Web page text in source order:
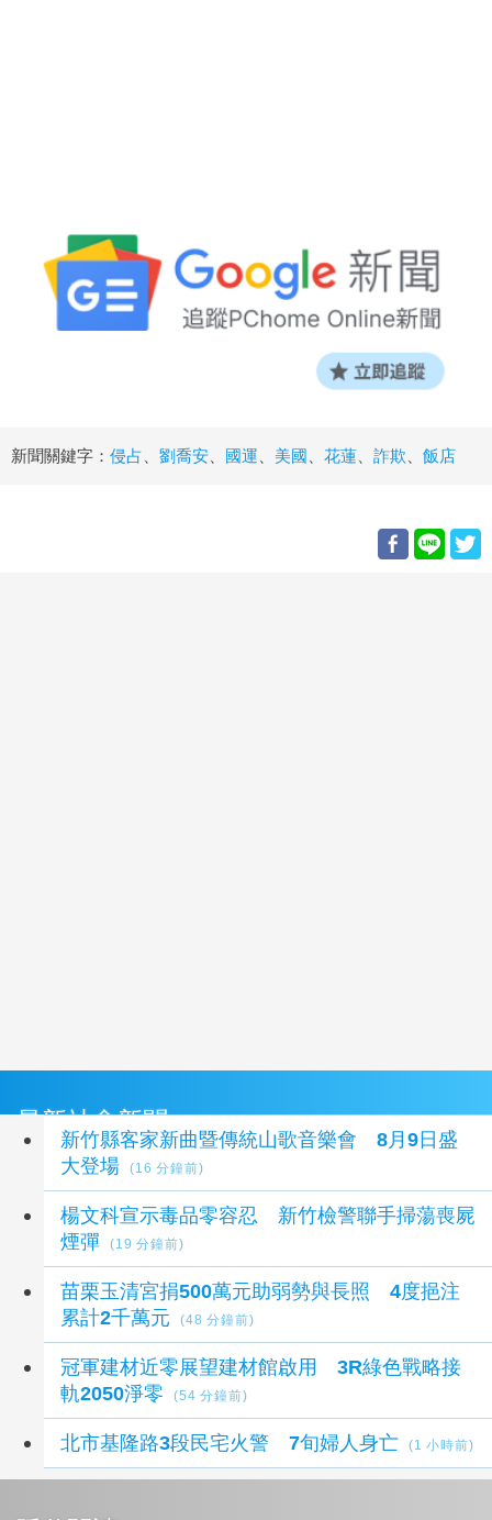
新聞關鍵字： 侵占、 劉喬安、 國運、 美國、 花蓮、 詐欺、 飯店
最新社會新聞
新竹縣客家新曲暨傳統山歌音樂會 8月9日盛
大登場
(16 分鐘前)
楊文科宣示毒品零容忍 新竹檢警聯手掃蕩喪屍
煙彈
(19 分鐘前)
苗栗玉清宮捐500萬元助弱勢與長照 4度挹注
累計2千萬元
(48 分鐘前)
冠軍建材近零展望建材館啟用 3R綠色戰略接
軌2050淨零
(54 分鐘前)
北市基隆路3段民宅火警 7旬婦人身亡 (1 小時前)